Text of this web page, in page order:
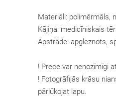
Materiāli: polimērmāls,
Kājiņa: medicīniskais
Apstrāde: apgleznots,
! Prece var nenozīmīgi
! Fotogrāfijās krāsu
pārlūkojat lapu.